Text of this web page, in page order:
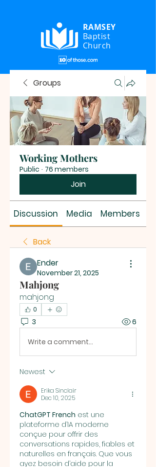
RAMSEY
Baptist
Church
Groups
Working Mothers
Public · 76 members
Join
Discussion Media Members
Back
Ender
November 21, 2025
Mahjong
mahjong
0
3 6
Write a comment...
Newest
Erika Sinclair
Dec 10, 2025
ChatGPT French est une
plateforme d’IA moderne
conçue pour offrir des
conversations rapides, fiables et
naturelles en français. Que vous
ayez besoin d’aide pour la